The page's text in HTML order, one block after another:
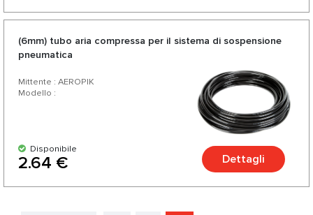
(6mm) tubo aria compressa per il sistema di sospensione
pneumatica
Mittente : AEROPIK
Modello :
Disponibile
2.64 € Dettagli